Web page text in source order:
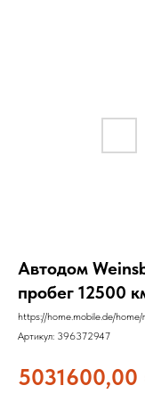
Автодом
пробег 12500
https://home.mobile.de/
Артикул: 396372947
5031600,00